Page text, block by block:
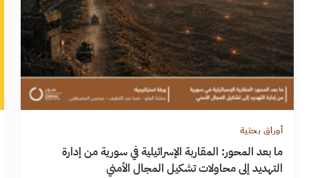
أوراق بحثية
ما بعد المحور: المقاربة الإسرائيلية في سورية من إدارة
التهديد إلى محاولات تشكيل المجال الأمني